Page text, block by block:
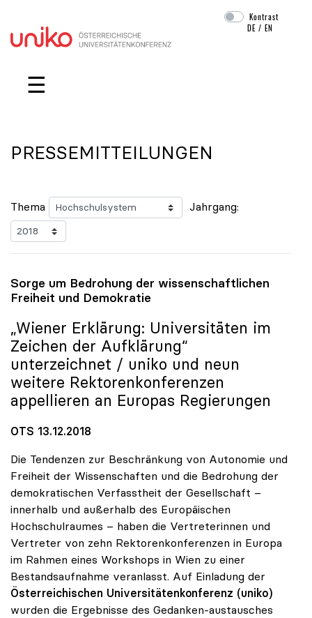
Navigation überspringen
Kontrast
DE /EN
☰
PRESSEMITTEILUNGEN
Thema Jahrgang:
Sorge um Bedrohung der wissenschaftlichen
Freiheit und Demokratie
„Wiener Erklärung: Universitäten im
Zeichen der Aufklärung“
unterzeichnet / uniko und neun
weitere Rektorenkonferenzen
appellieren an Europas Regierungen
OTS 13.12.2018
Die Tendenzen zur Beschränkung von Autonomie und
Freiheit der Wissenschaften und die Bedrohung der
demokratischen Verfasstheit der Gesellschaft –
innerhalb und außerhalb des Europäischen
Hochschulraumes – haben die Vertreterinnen und
Vertreter von zehn Rektorenkonferenzen in Europa
im Rahmen eines Workshops in Wien zu einer
Bestandsaufnahme veranlasst. Auf Einladung der
Österreichischen Universitätenkonferenz (uniko)
wurden die Ergebnisse des Gedanken-austausches